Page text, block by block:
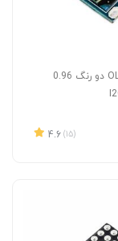
ماژول نمایشگر OLED دو رنگ 0.96
4.6 (15)